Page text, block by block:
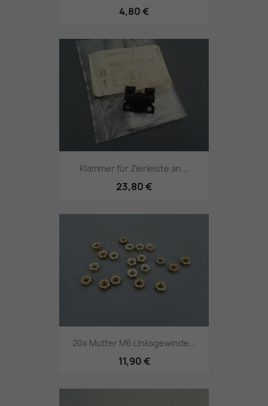
4,80 €
Klammer für Zierleiste an...
23,80 €
20x Mutter M6 Linksgewinde...
11,90 €